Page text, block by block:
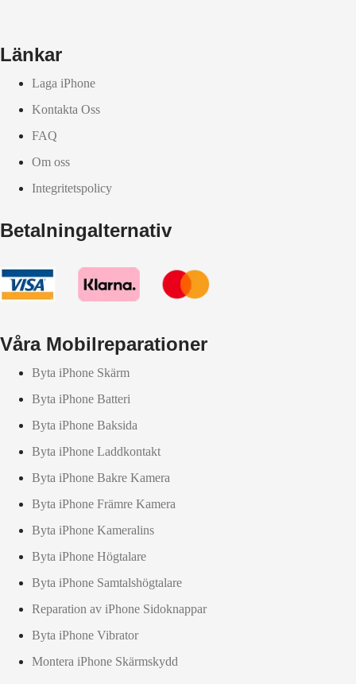
Länkar
Laga iPhone
Kontakta Oss
FAQ
Om oss
Integritetspolicy
Betalningalternativ
Våra Mobilreparationer
Byta iPhone Skärm
Byta iPhone Batteri
Byta iPhone Baksida
Byta iPhone Laddkontakt
Byta iPhone Bakre Kamera
Byta iPhone Främre Kamera
Byta iPhone Kameralins
Byta iPhone Högtalare
Byta iPhone Samtalshögtalare
Reparation av iPhone Sidoknappar
Byta iPhone Vibrator
Montera iPhone Skärmskydd